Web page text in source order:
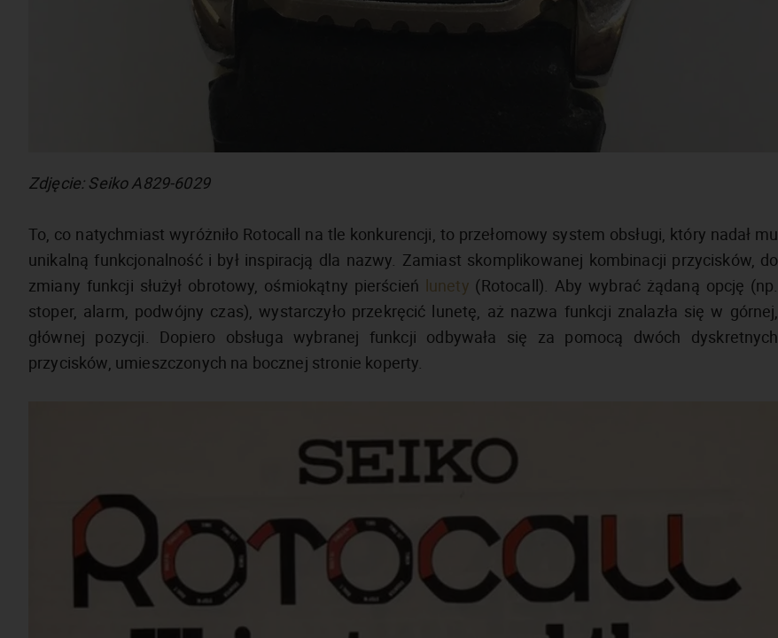
Zdjęcie: Seiko A829-6029
To, co natychmiast wyróżniło Rotocall na tle konkurencji, to przełomowy system obsługi, który nadał mu
unikalną funkcjonalność i był inspiracją dla nazwy. Zamiast skomplikowanej kombinacji przycisków, do
zmiany funkcji służył obrotowy, ośmiokątny pierścień lunety (Rotocall). Aby wybrać żądaną opcję (np.
stoper, alarm, podwójny czas), wystarczyło przekręcić lunetę, aż nazwa funkcji znalazła się w górnej,
głównej pozycji. Dopiero obsługa wybranej funkcji odbywała się za pomocą dwóch dyskretnych
przycisków, umieszczonych na bocznej stronie koperty.